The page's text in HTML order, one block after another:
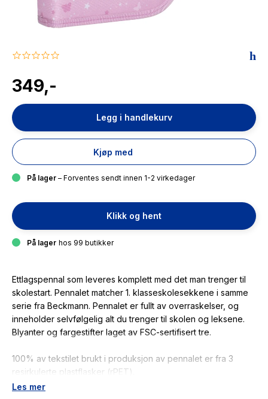
0.0
rating
349,-
Legg i handlekurv
Kjøp med
På lager – Forventes sendt innen 1-2 virkedager
Klikk og hent
På lager hos 99 butikker
Ettlagspennal som leveres komplett med det man trenger til
skolestart. Pennalet matcher 1. klasseskolesekkene i samme
serie fra Beckmann. Pennalet er fullt av overraskelser, og
inneholder selvfølgelig alt du trenger til skolen og leksene.
Blyanter og fargestifter laget av FSC-sertifisert tre.
100% av tekstilet brukt i produksjon av pennalet er fra 3
resirkulerte plastflasker (rPET).
Les mer